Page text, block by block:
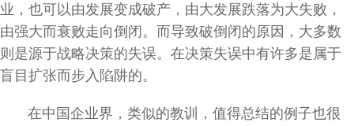
业，也可以由发展变成破产，由大发展跌落为大失败，
由强大而衰败走向倒闭。而导致破倒闭的原因，大多数
则是源于战略决策的失误。在决策失误中有许多是属于
盲目扩张而步入陷阱的。
在中国企业界，类似的教训，值得总结的例子也很